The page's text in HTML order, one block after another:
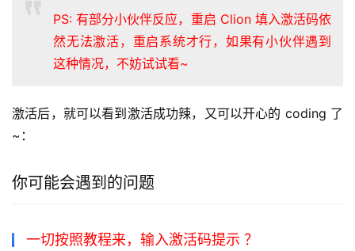
PS: 有部分小伙伴反应，重启 Clion 填入激活码依
然无法激活，重启系统才行，如果有小伙伴遇到
这种情况，不妨试试看~
激活后，就可以看到激活成功辣，又可以开心的 coding 了
~：
你可能会遇到的问题
一切按照教程来，输入激活码提示 ？